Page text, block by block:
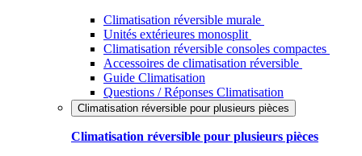
Climatisation réversible murale
Unités extérieures monosplit
Climatisation réversible consoles compactes
Accessoires de climatisation réversible
Guide Climatisation
Questions / Réponses Climatisation
Climatisation réversible pour plusieurs pièces
Climatisation réversible pour plusieurs pièces